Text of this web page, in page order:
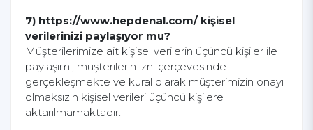
7) https://www.hepdenal.com/ kişisel
verilerinizi paylaşıyor mu?
Müşterilerimize ait kişisel verilerin üçüncü kişiler ile
paylaşımı, müşterilerin izni çerçevesinde
gerçekleşmekte ve kural olarak müşterimizin onayı
olmaksızın kişisel verileri üçüncü kişilere
aktarılmamaktadır.